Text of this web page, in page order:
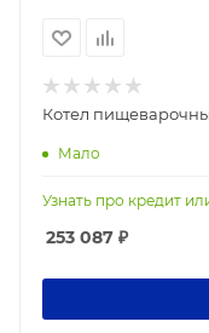
Котел
Мало
Узнать про кредит
253 087 ₽